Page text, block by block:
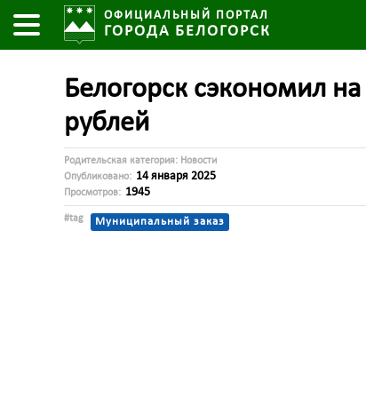
ОФИЦИАЛЬНЫЙ ПОРТАЛ
ГОРОДА БЕЛОГОРСК
Белогорск сэкономил
рублей
Родительская категория: Новости
Опубликовано: 14 января 2025
Просмотров: 1945
#tag Муниципальный заказ